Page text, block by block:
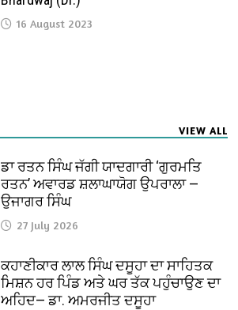
16 August 2023
VIEW ALL
ਡਾ ਰਤਨ ਸਿੰਘ ਜੱਗੀ ਯਾਦਗਾਰੀ ‘ਗੁਰਮਤਿ
ਰਤਨ’ ਅਵਾਰਡ ਸ਼ਲਾਘਾਯੋਗ ਉਪਰਾਲਾ —
ਉਜਾਗਰ ਸਿੰਘ
27 July 2026
ਕਹਾਣੀਕਾਰ ਲਾਲ ਸਿੰਘ ਦਸੂਹਾ ਦਾ ਸਾਹਿਤਕ
ਮਿਸ਼ਨ ਹਰ ਪਿੰਡ ਅਤੇ ਘਰ ਤੱਕ ਪਹੁੰਚਾਉਣ ਦਾ
ਅਹਿਦ— ਡਾ. ਅਮਰਜੀਤ ਦਸੂਹਾ